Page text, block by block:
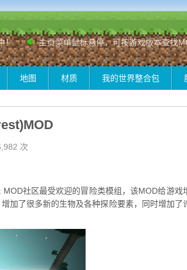
主页菜单鼠标悬停，可按游戏版本查找MOD！
地图 材质 我的世界整合包
次
社区最受欢迎的冒险类模组，该MOD给游戏
加了很多新的生物及各种探险要素，同时增加了